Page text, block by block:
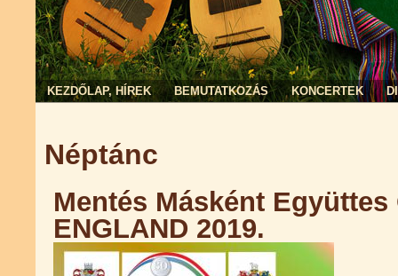
KEZDŐLAP, HÍREK BEMUTATKOZÁS KONCERTEK
Néptánc
Mentés Másként Együttes
ENGLAND 2019.